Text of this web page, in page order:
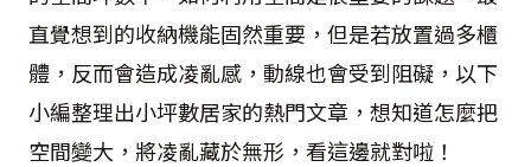
直覺想到的收納機能固然重要，但是若放置過多櫃
體，反而會造成凌亂感，動線也會受到阻礙，以下
小編整理出小坪數居家的熱門文章，想知道怎麼把
空間變大，將凌亂藏於無形，看這邊就對啦！